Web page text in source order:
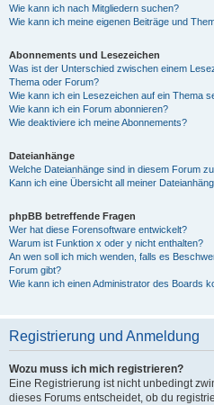
Wie kann ich nach Mitgliedern suchen?
Wie kann ich meine eigenen Beiträge und
Abonnements und Lesezeichen
Was ist der Unterschied zwischen einem
Thema oder Forum?
Wie kann ich ein Lesezeichen auf ein Thema
Wie kann ich ein Forum abonnieren?
Wie deaktiviere ich meine Abonnements?
Dateianhänge
Welche Dateianhänge sind in diesem Forum
Kann ich eine Übersicht all meiner
phpBB betreffende Fragen
Wer hat diese Forensoftware entwickelt?
Warum ist Funktion x oder y nicht enthalten?
An wen soll ich mich wenden, falls es
Forum gibt?
Wie kann ich einen Administrator des Boards
Registrierung und Anmeldung
Wozu muss ich mich registrieren?
Eine Registrierung ist nicht unbedingt
dieses Forums entscheidet, ob du